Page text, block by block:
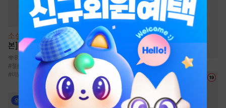
소설
[BL] 작업의 정석 [단행
본]
8.7천
#절륜공 오해/착각 삽질물 # 호구수
#미남수
# 다정수 능글공 #절륜공
#일상물 #달달물 # 미인공
오해/착각 #연하공
능욕공 #다정공